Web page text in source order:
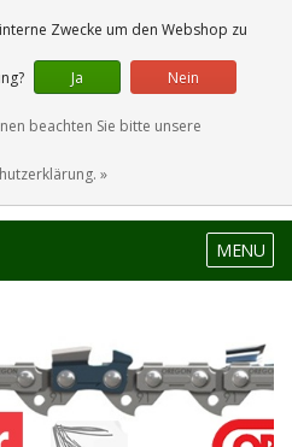
0 Artikel
MENU
Zwecke um den Webshop zu
Ja Nein
beachten Sie bitte unsere
»